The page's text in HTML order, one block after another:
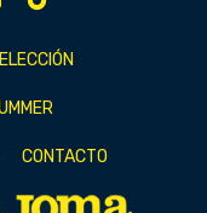
CONTACTO